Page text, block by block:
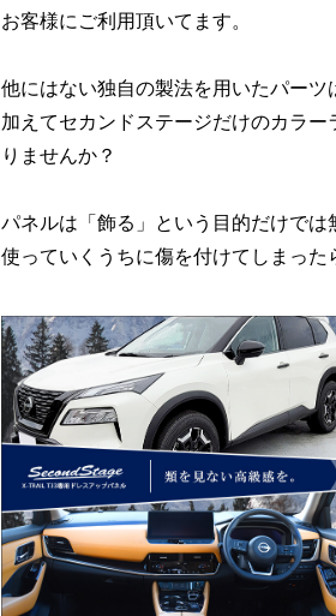
お客様にご利用頂いてます。
他にはない独自の製法を用いたパーツ
加えてセカンドステージだけのカラ
りませんか？
パネルは「飾る」という目的だけでは
使っていくうちに傷を付けてしまった